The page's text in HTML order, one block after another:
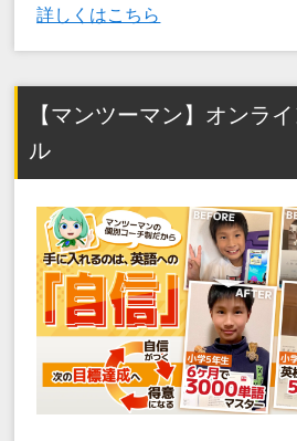
詳しくはこちら
【マンツーマン】オンラ
ル